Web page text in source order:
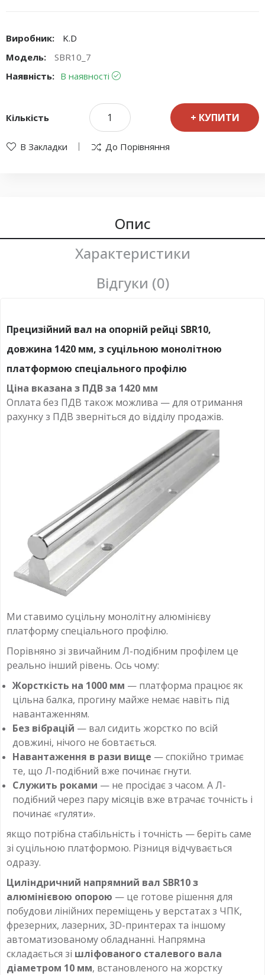
Виробник:
K.D
Модель:
SBR10_7
Наявність: В наявності
Кількість КУПИТИ
В Закладки До Порівняння
Опис
Характеристики
Відгуки (0)
Прецизійний вал на опорній рейці SBR10,
довжина 1420 мм, з суцільною монолітною
платформою спеціального профілю
Ціна вказана з ПДВ за 1420 мм
Оплата без ПДВ також можлива — для отримання
рахунку з ПДВ зверніться до відділу продажів.
Ми ставимо суцільну монолітну алюмінієву
платформу спеціального профілю.
Порівняно зі звичайним Л-подібним профілем це
реально інший рівень. Ось чому:
Жорсткість на 1000 мм — платформа працює як
цільна балка, прогину майже немає навіть під
навантаженням.
Без вібрацій — вал сидить жорстко по всій
довжині, нічого не бовтається.
Навантаження в рази вище — спокійно тримає
те, що Л-подібний вже починає гнути.
Служить роками — не просідає з часом. А Л-
подібний через пару місяців вже втрачає точність і
починає «гуляти».
якщо потрібна стабільність і точність — беріть саме
зі суцільною платформою. Різниця відчувається
одразу.
Циліндричний напрямний вал SBR10 з
алюмінієвою опорою — це готове рішення для
побудови лінійних переміщень у верстатах з ЧПК,
фрезерних, лазерних, 3D-принтерах та іншому
автоматизованому обладнанні. Напрямна
складається зі шліфованого сталевого вала
діаметром 10 мм, встановленого на жорстку